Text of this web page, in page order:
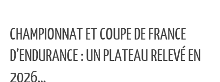
CHAMPIONNAT ET COUPE DE FRANCE
D’ENDURANCE : UN PLATEAU RELEVÉ EN
2026…